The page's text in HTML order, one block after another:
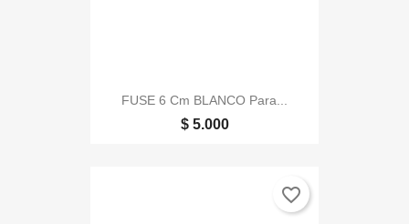
FUSE 6 Cm BLANCO Para...
$ 5.000
favorite_border